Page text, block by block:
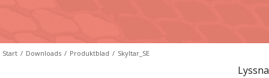
Start / Downloads / Produktblad / Skyltar_SE
Lyssna